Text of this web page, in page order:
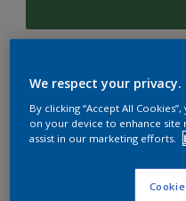
1L
Quantité
We respect your privacy.
By clicking “Accept All
on your device to enhance site
assist in our marketing efforts.